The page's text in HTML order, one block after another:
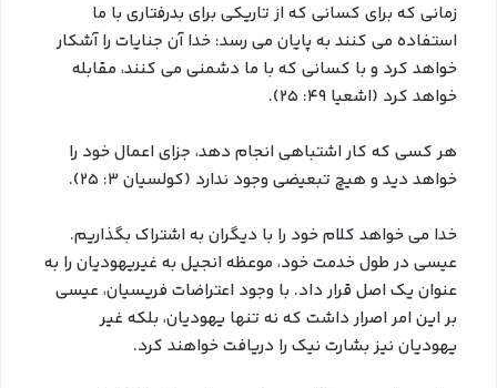
زمانی که برای کسانی که از تاریکی برای بدرفتاری با ما
استفاده می کنند به پایان می رسد: خدا آن جنایات را آشکار
خواهد کرد و با کسانی که با ما دشمنی می کنند، مقابله
خواهد کرد (اشعیا 49: 25).
هر کسی که کار اشتباهی انجام دهد، جزای اعمال خود را
خواهد دید و هیچ تبعیضی وجود ندارد (کولسیان 3: 25).
خدا می خواهد کلام خود را با دیگران به اشتراک بگذاریم.
عیسی در طول خدمت خود، موعظه انجیل به غیریهودیان را به
عنوان یک اصل قرار داد. با وجود اعتراضات فریسیان، عیسی
بر این امر اصرار داشت که نه تنها یهودیان، بلکه غیر
یهودیان نیز بشارت نیک را دریافت خواهند کرد.